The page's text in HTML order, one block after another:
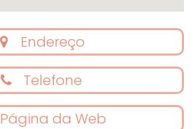
Endereço
Telefone
Página da Web